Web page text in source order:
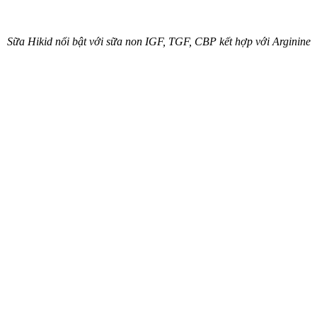
Sữa Hikid nổi bật với sữa non IGF, TGF, CBP kết hợp với Arginine